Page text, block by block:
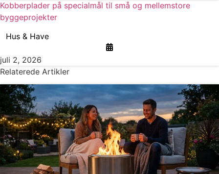
Kobberplader på specialmål til små og mellemstore
byggeprojekter
Hus & Have
juli 2, 2026
Relaterede Artikler